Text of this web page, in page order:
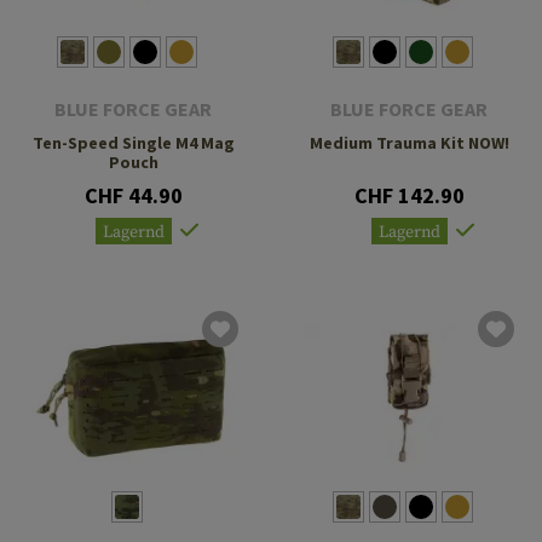
BLUE FORCE GEAR
Ten-Speed Single M4 Mag
Pouch
CHF 44.90
Lagernd
BLUE FORCE GEAR
Medium Trauma Kit NOW!
CHF 142.90
Lagernd